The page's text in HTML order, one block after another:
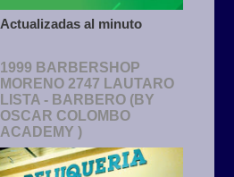
Actualizadas al minuto
1999 BARBERSHOP
MORENO 2747 LAUTARO
LISTA - BARBERO (BY
OSCAR COLOMBO
ACADEMY )